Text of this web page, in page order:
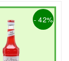
- 42%